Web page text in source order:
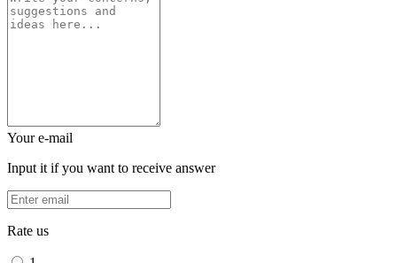
Your e-mail
Input it if you want to receive answer
Rate us